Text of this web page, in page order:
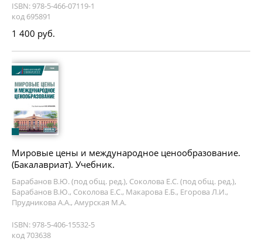
ISBN: 978-5-466-07119-1
код 695891
1 400 руб.
Мировые цены и международное ценообразование.
(Бакалавриат). Учебник.
Барабанов В.Ю. (под общ. ред.), Соколова Е.С. (под общ. ред.),
Барабанов В.Ю., Соколова Е.С., Макарова Е.Б., Егорова Л.И.,
Прудникова А.А., Амурская М.А.
ISBN: 978-5-406-15532-5
код 703638